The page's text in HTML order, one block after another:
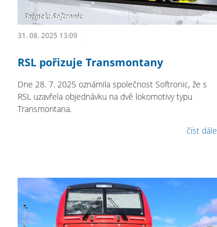
31. 08. 2025 13:09
RSL pořizuje Transmontany
Dne 28. 7. 2025 oznámila společnost Softronic, že s
RSL uzavřela objednávku na dvě lokomotivy typu
Transmontana.
číst dále